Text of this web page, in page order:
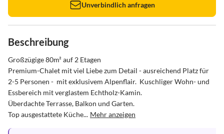
Unverbindlich anfragen
Beschreibung
Großzügige 80m² auf 2 Etagen
Premium-Chalet mit viel Liebe zum Detail - ausreichend Platz für
2-5 Personen -  mit exklusivem Alpenflair.  Kuschliger Wohn- und
Essbereich mit verglastem Echtholz-Kamin.
Überdachte Terrasse, Balkon und Garten.
Top ausgestattete Küche... Mehr anzeigen